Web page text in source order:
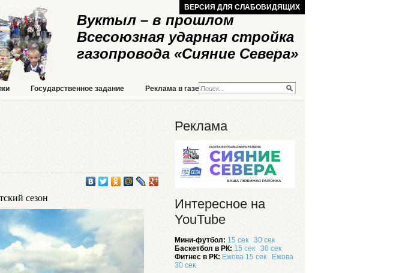
Вуктыл – в прошлом
Всесоюзная ударная стройка
газопровода «Сияние Севера»
ВЕРСИЯ ДЛЯ СЛАБОВИДЯЩИХ
Государственное задание Реклама в газете Реклама на сайте
сезон
Реклама
Интересное на
YouTube
Мини-футбол: 15 сек
30 сек
Баскетбол в РК: 15 сек
30 сек
Фитнес в РК: Ежова 15 сек
Ежова
30 сек